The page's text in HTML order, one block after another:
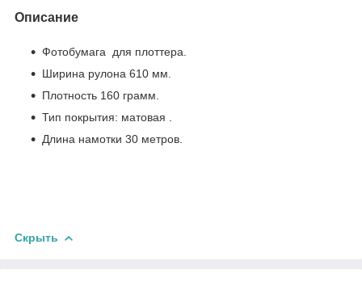
Описание
Фотобумага для плоттера.
Ширина рулона 610 мм.
Плотность 160 грамм.
Тип покрытия: матовая .
Длина намотки 30 метров.
Скрыть